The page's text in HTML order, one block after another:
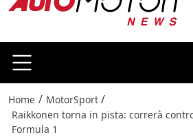
Home / MotorSport /
Raikkonen torna in pista: correrà
Formula 1